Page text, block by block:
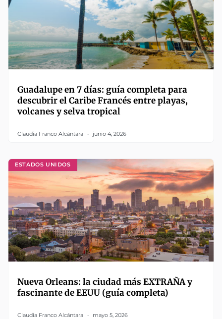
Guadalupe en 7 días: guía completa para
descubrir el Caribe Francés entre playas,
volcanes y selva tropical
Claudia Franco Alcántara junio 4, 2026
ESTADOS UNIDOS
Nueva Orleans: la ciudad más EXTRAÑA y
fascinante de EEUU (guía completa)
Claudia Franco Alcántara mayo 5, 2026